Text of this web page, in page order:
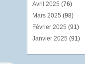
Avril 2025 (76)
Mars 2025 (98)
Février 2025 (91)
Janvier 2025 (91)